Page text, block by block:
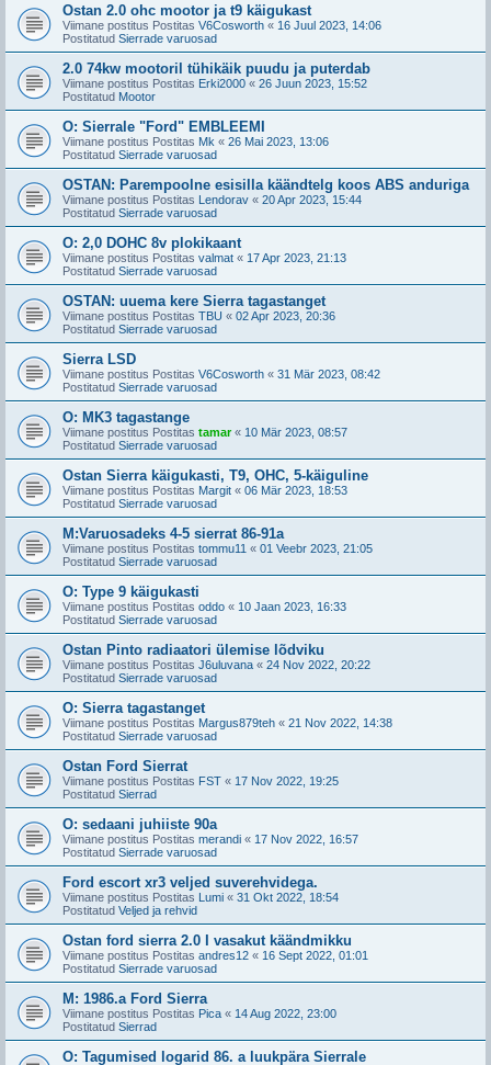
Ostan 2.0 ohc mootor ja t9 käigukast
Viimane postitus Postitas V6Cosworth « 16 Juul 2023, 14:06
Postitatud Sierrade varuosad
2.0 74kw mootoril tühikäik puudu ja puterdab
Viimane postitus Postitas Erki2000 « 26 Juun 2023, 15:52
Postitatud Mootor
O: Sierrale "Ford" EMBLEEMI
Viimane postitus Postitas Mk « 26 Mai 2023, 13:06
Postitatud Sierrade varuosad
OSTAN: Parempoolne esisilla käändtelg koos ABS anduriga
Viimane postitus Postitas Lendorav « 20 Apr 2023, 15:44
Postitatud Sierrade varuosad
O: 2,0 DOHC 8v plokikaant
Viimane postitus Postitas valmat « 17 Apr 2023, 21:13
Postitatud Sierrade varuosad
OSTAN: uuema kere Sierra tagastanget
Viimane postitus Postitas TBU « 02 Apr 2023, 20:36
Postitatud Sierrade varuosad
Sierra LSD
Viimane postitus Postitas V6Cosworth « 31 Mär 2023, 08:42
Postitatud Sierrade varuosad
O: MK3 tagastange
Viimane postitus Postitas tamar« 10 Mär 2023, 08:57
Postitatud Sierrade varuosad
Ostan Sierra käigukasti, T9, OHC, 5-käiguline
Viimane postitus Postitas Margit « 06 Mär 2023, 18:53
Postitatud Sierrade varuosad
M:Varuosadeks 4-5 sierrat 86-91a
Viimane postitus Postitas tommu11 « 01 Veebr 2023, 21:05
Postitatud Sierrade varuosad
O: Type 9 käigukasti
Viimane postitus Postitas oddo « 10 Jaan 2023, 16:33
Postitatud Sierrade varuosad
Ostan Pinto radiaatori ülemise lõdviku
Viimane postitus Postitas J6uluvana « 24 Nov 2022, 20:22
Postitatud Sierrade varuosad
O: Sierra tagastanget
Viimane postitus Postitas Margus879teh « 21 Nov 2022, 14:38
Postitatud Sierrade varuosad
Ostan Ford Sierrat
Viimane postitus Postitas FST « 17 Nov 2022, 19:25
Postitatud Sierrad
O: sedaani juhiiste 90a
Viimane postitus Postitas merandi « 17 Nov 2022, 16:57
Postitatud Sierrade varuosad
Ford escort xr3 veljed suverehvidega.
Viimane postitus Postitas Lumi « 31 Okt 2022, 18:54
Postitatud Veljed ja rehvid
Ostan ford sierra 2.0 I vasakut käändmikku
Viimane postitus Postitas andres12 « 16 Sept 2022, 01:01
Postitatud Sierrade varuosad
M: 1986.a Ford Sierra
Viimane postitus Postitas Pica « 14 Aug 2022, 23:00
Postitatud Sierrad
O: Tagumised logarid 86. a luukpära Sierrale